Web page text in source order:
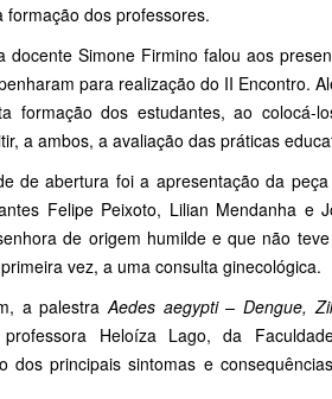
dos professores.
Simone Firmino falou aos
para realização do II Encontro.
formação dos estudantes, ao colocá-
a ambos, a avaliação das práticas
de abertura foi a apresentação da
Felipe Peixoto, Lilian Mendanha e
de origem humilde e que não
vez, a uma consulta ginecológica.
a palestraAedes aegypti – Dengue,
Heloíza Lago, da
dos principais sintomas e